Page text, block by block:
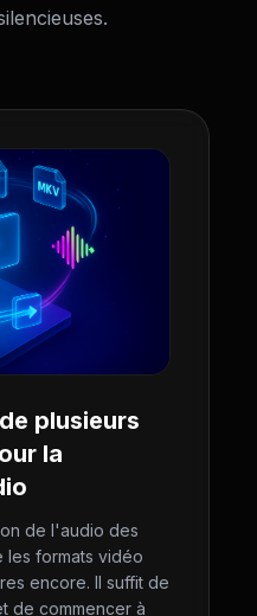
plusieurs
la
de l'audio des
formats vidéo
encore. Il suffit de
de commencer à